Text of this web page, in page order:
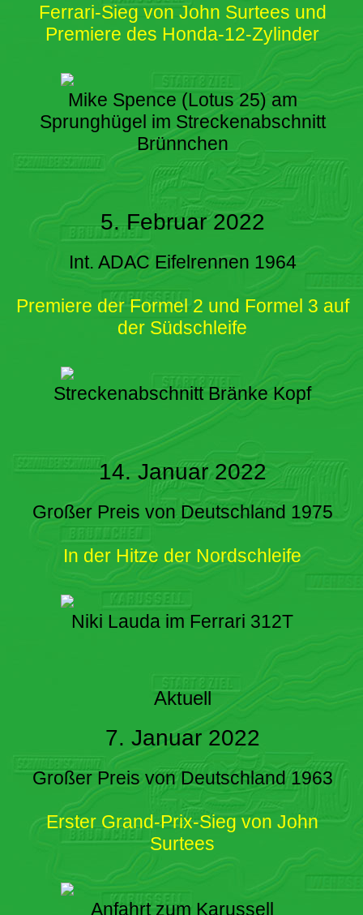
Ferrari-Sieg von John Surtees und
Premiere des Honda-12-Zylinder
Mike Spence (Lotus 25) am
Sprunghügel im Streckenabschnitt
Brünnchen
5. Februar 2022
Int. ADAC Eifelrennen 1964
Premiere der Formel 2 und Formel 3 auf
der Südschleife
Streckenabschnitt Bränke Kopf
14. Januar 2022
Großer Preis von Deutschland 1975
In der Hitze der Nordschleife
Niki Lauda im Ferrari 312T
Aktuell
7. Januar 2022
Großer Preis von Deutschland 1963
Erster Grand-Prix-Sieg von John
Surtees
Anfahrt zum Karussell